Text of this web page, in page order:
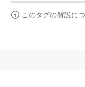
このタグの解説に